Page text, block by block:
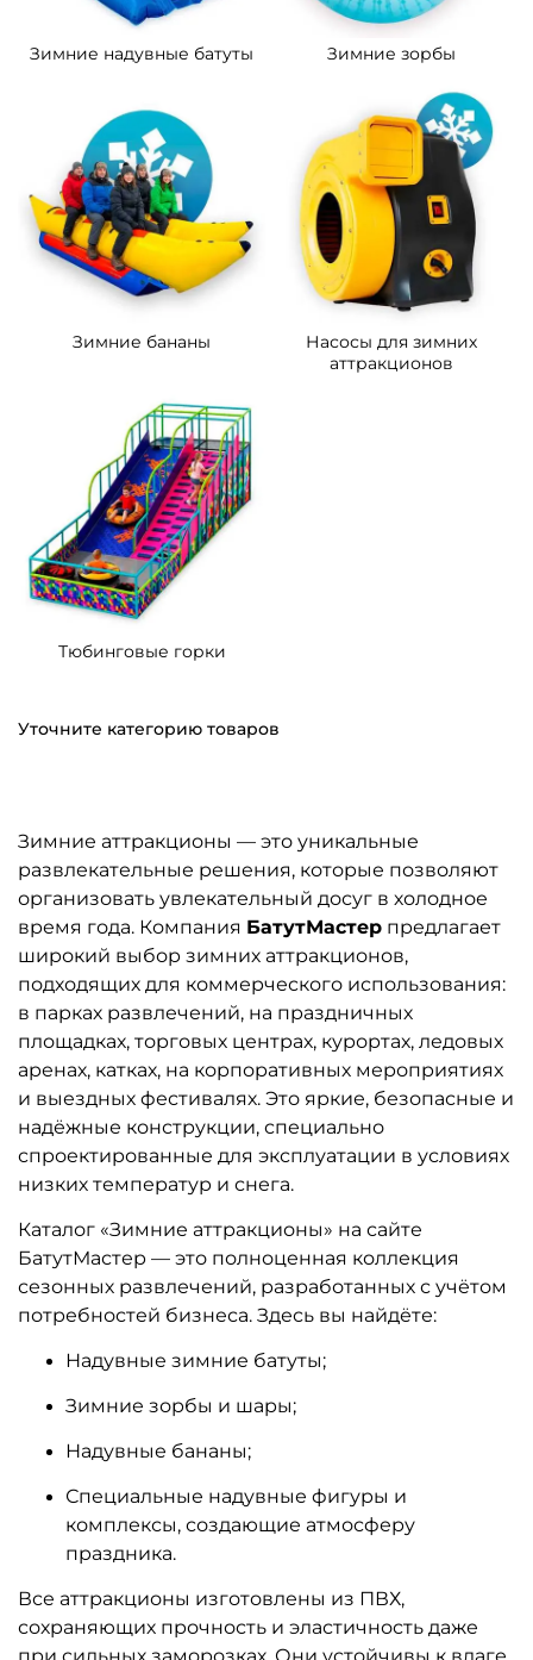
Зимние надувные батуты Зимние зорбы
Зимние бананы
Насосы для зимних
аттракционов
Тюбинговые горки
Уточните категорию товаров
Зимние аттракционы — это уникальные
развлекательные решения, которые позволяют
организовать увлекательный досуг в холодное
время года. Компания БатутМастер предлагает
широкий выбор зимних аттракционов,
подходящих для коммерческого использования:
в парках развлечений, на праздничных
площадках, торговых центрах, курортах, ледовых
аренах, катках, на корпоративных мероприятиях
и выездных фестивалях. Это яркие, безопасные и
надёжные конструкции, специально
спроектированные для эксплуатации в условиях
низких температур и снега.
Каталог «Зимние аттракционы» на сайте
БатутМастер — это полноценная коллекция
сезонных развлечений, разработанных с учётом
потребностей бизнеса. Здесь вы найдёте:
Надувные зимние батуты;
Зимние зорбы и шары;
Надувные бананы;
Специальные надувные фигуры и
комплексы, создающие атмосферу
праздника.
Все аттракционы изготовлены из ПВХ,
сохраняющих прочность и эластичность даже